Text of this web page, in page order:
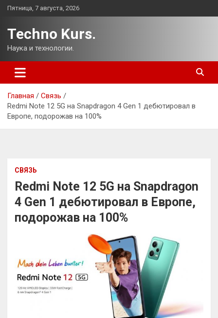
Перейти
Пятница, 7 августа, 2026
Techno Kurs.
Наука и технологии.
Главная
Связь
Redmi Note 12 5G на Snapdragon 4 Gen 1 дебютировал в
Европе, подорожав на 100%
СВЯЗЬ
Redmi Note 12 5G на Snapdragon
4 Gen 1 дебютировал в Европе,
подорожав на 100%